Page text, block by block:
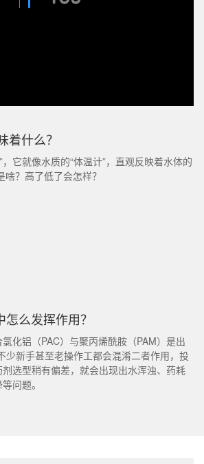
着什么？
它就像水质的“体温计”，直观反映着水体的
？高了低了会怎样？
么发挥作用？
化铝（PAC）与聚丙烯酰胺（PAM）是出
少新手甚至老操作工都会混淆二者作用，投
选型稍有偏差，就会出现出水浑浊、药耗
问题。